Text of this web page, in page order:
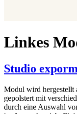
Linkes
Studio
Modul wird hergestellt
gepolstert mit
durch eine Auswahl